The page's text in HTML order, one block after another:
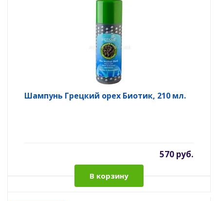
Шампунь Грецкий орех Биотик, 210 мл.
570 руб.
В корзину